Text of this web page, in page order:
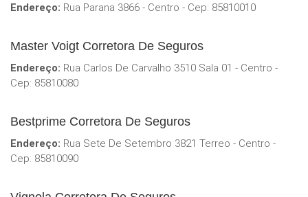
Endereço: Rua Parana 3866 - Centro - Cep: 85810010
Master Voigt Corretora De Seguros
Endereço: Rua Carlos De Carvalho 3510 Sala 01 - Centro -
Cep: 85810080
Bestprime Corretora De Seguros
Endereço: Rua Sete De Setembro 3821 Terreo - Centro -
Cep: 85810090